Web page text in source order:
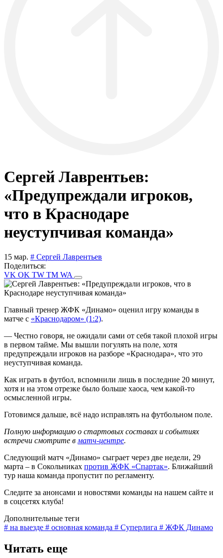
Сергей Лаврентьев:
«Предупреждали игроков,
что в Краснодаре
неуступчивая команда»
15 мар. # Сергей Лаврентьев
Поделиться:
VK OK TW TM WA
Главный тренер ЖФК «Динамо» оценил игру команды в
матче с «Краснодаром» (1:2).
— Честно говоря, не ожидали сами от себя такой плохой игры
в первом тайме. Мы вышли погулять на поле, хотя
предупреждали игроков на разборе «Краснодара», что это
неуступчивая команда.
Как играть в футбол, вспомнили лишь в последние 20 минут,
хотя и на этом отрезке было больше хаоса, чем какой-то
осмысленной игры.
Готовимся дальше, всё надо исправлять на футбольном поле.
Полную информацию о стартовых составах и событиях
встречи смотрите в матч-центре.
Следующий матч «Динамо» сыграет через две недели, 29
марта – в Сокольниках против ЖФК «Спартак». Ближайший
тур наша команда пропустит по регламенту.
Следите за анонсами и новостями команды на нашем сайте и
в соцсетях клуба!
Дополнительные теги
# на выезде # основная команда # Суперлига # ЖФК Динамо
Читать еще